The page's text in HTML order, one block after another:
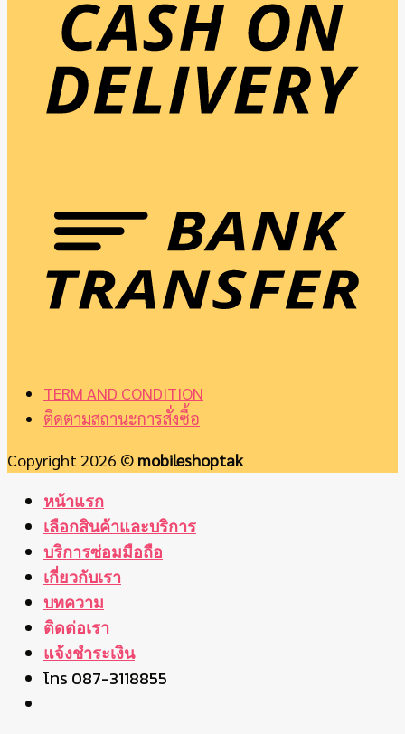
TERM AND CONDITION
ติดตามสถานะการสั่งซื้อ
Copyright 2026 © mobileshoptak
หน้าแรก
เลือกสินค้าและบริการ
บริการซ่อมมือถือ
เกี่ยวกับเรา
บทความ
ติดต่อเรา
แจ้งชำระเงิน
โทร 087-3118855